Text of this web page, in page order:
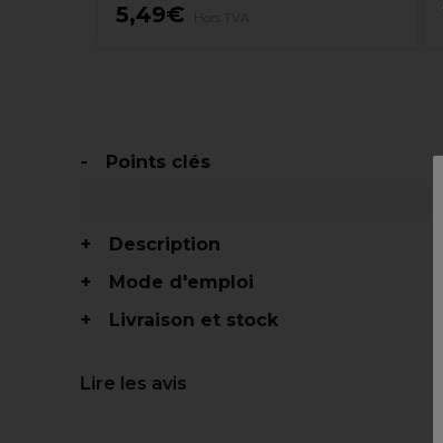
5,49€
Points clés
Description
Mode d'emploi
Livraison et stock
Lire les avis